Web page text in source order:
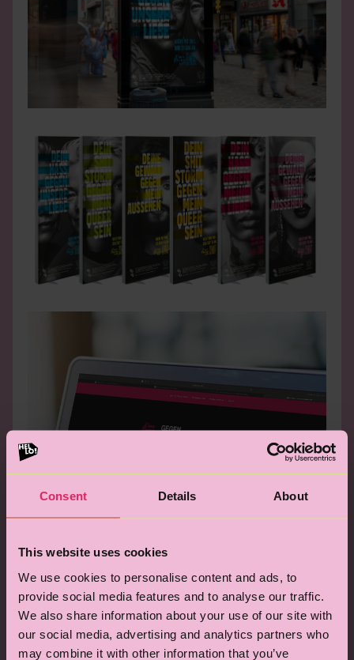
Consent Details About
This website uses cookies
We use cookies to personalise content and ads, to
provide social media features and to analyse our traffic.
We also share information about your use of our site with
our social media, advertising and analytics partners who
may combine it with other information that you’ve